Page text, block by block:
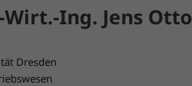
Wirt.-Ing. Jens Otto
Dresden